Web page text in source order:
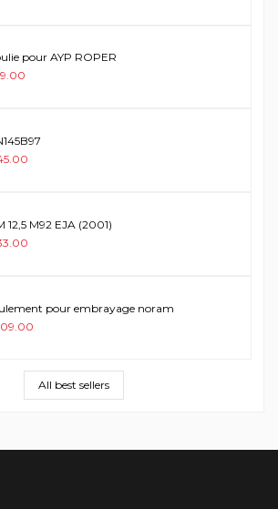
pour AYP ROPER
12,5 M92 EJA (2001)
pour embrayage noram
All best sellers